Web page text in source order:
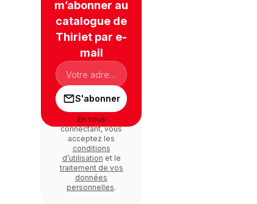
m’abonner au
catalogue de
Thiriet par e-
mail
S'abonner
En vous
connectant, vous
acceptez les
conditions
d’utilisation et le
traitement de vos
données
personnelles.